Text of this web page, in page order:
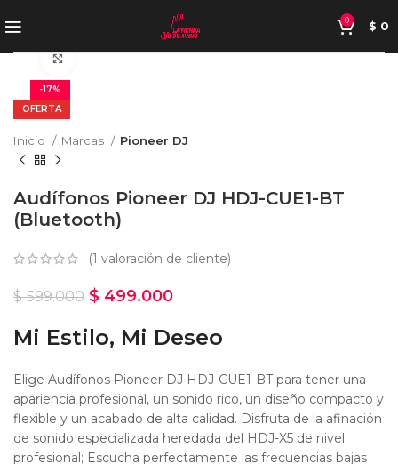
0 $ 0
-17%
OFERTA
Inicio Marcas Pioneer DJ
Audífonos Pioneer DJ HDJ-CUE1-BT
(Bluetooth)
(1 valoración de cliente)
$599.000 $ 499.000
Mi Estilo, Mi Deseo
Elige Audífonos Pioneer DJ HDJ-CUE1-BT para tener una
apariencia profesional, un sonido rico, un diseño compacto y
flexible y un acabado de alta calidad. Disfruta de la afinación
de sonido especializada heredada del HDJ-X5 de nivel
profesional; Escucha perfectamente las frecuencias bajas